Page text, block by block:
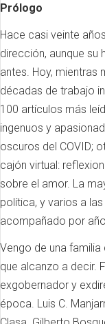
Prólogo
Hace casi veinte
dirección, aunque su
antes. Hoy, mientras
décadas de trabajo
100 artículos más
ingenuos y
oscuros del COVID;
cajón virtual:
sobre el amor. La
política, y varios a
acompañado por
Vengo de una
que alcanzo a decir.
exgobernador y
época. Luis C.